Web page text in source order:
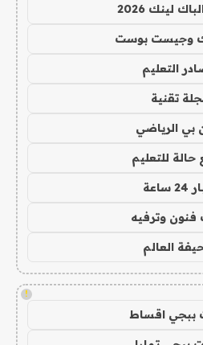
لينك 2026
وجيست بوست
التعليم
تقنية
بي الرياضي
للتعليم
فنون وترفيه
العالم
!
ببجي اقساط